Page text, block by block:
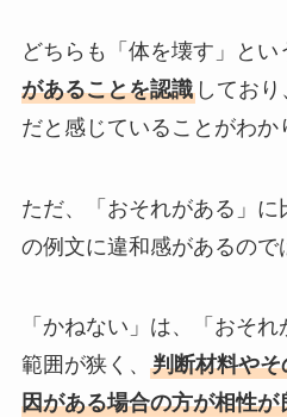
どちらも「体を壊す」とい
があることを認識しており
だと感じていることがわか
ただ、「おそれがある」に
の例文に違和感があるので
「かねない」は、「おそ
範囲が狭く、 判断材料や
因がある場合の方が相性が